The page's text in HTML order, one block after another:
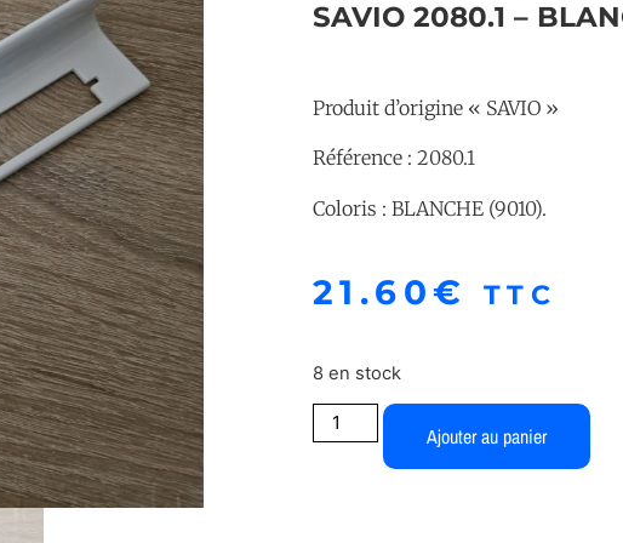
SAVIO 2080.1 –
Produit d’origine « SAVIO »
Référence : 2080.1
Coloris : BLANCHE (9010).
21.60€ TTC
8 en stock
Ajouter au panier